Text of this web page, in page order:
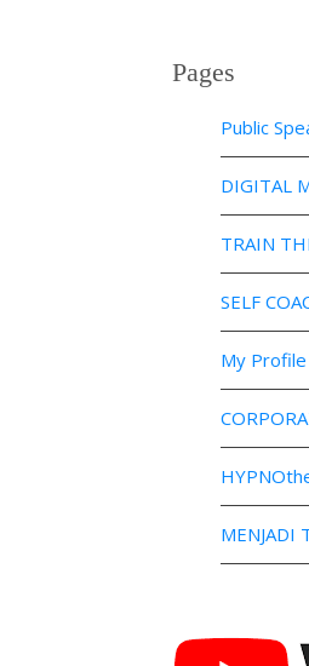
Pages
Public
DIGITAL
TRAIN
SELF
My Profile
MENJADI